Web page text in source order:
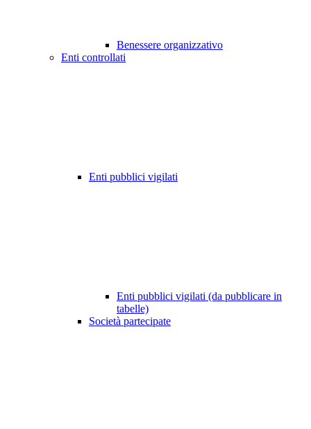
Benessere organizzativo
Enti controllati
Enti pubblici vigilati
Enti pubblici vigilati (da pubblicare in
tabelle)
Società partecipate